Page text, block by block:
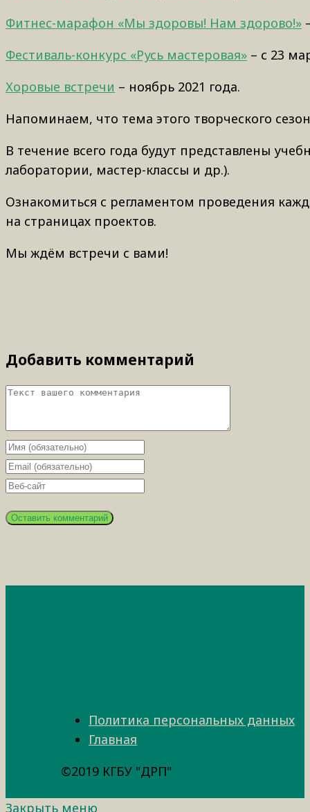
Фитнес-марафон «Мы здоровы! Нам здорово!»
Фестиваль-конкурс «Русь мастеровая» – с 23
Хоровые встречи – ноябрь 2021 года.
Напоминаем, что тема этого творческого
В течение всего года будут представлены
лаборатории, мастер-классы и др.).
Ознакомиться с регламентом проведения
на страницах проектов.
Мы ждём встречи с вами!
Добавить комментарий
Политика персональных данных
Главная
©2019 КГБУ "ДРП"
Закрыть меню